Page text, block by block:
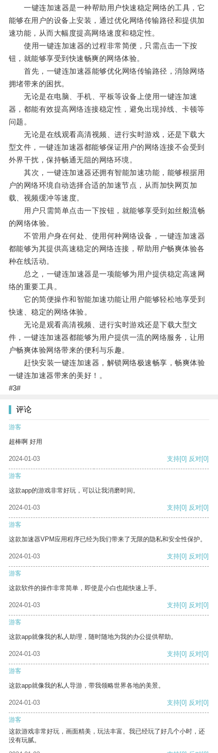
一键连加速器是一种帮助用户快速稳定网络的工具，它
能够在用户的设备上安装，通过优化网络传输路径和提供加
速功能，从而大幅度提高网络速度和稳定性。
使用一键连加速器的过程非常简便，只需点击一下按
钮，就能够享受到快速畅爽的网络体验。
首先，一键连加速器能够优化网络传输路径，消除网络
拥堵带来的困扰。
无论是在电脑、手机、平板等设备上使用一键连加速
器，都能有效提高网络连接稳定性，避免出现掉线、卡顿等
问题。
无论是在线观看高清视频、进行实时游戏，还是下载大
型文件，一键连加速器都能够保证用户的网络连接不会受到
外界干扰，保持畅通无阻的网络环境。
其次，一键连加速器还拥有智能加速功能，能够根据用
户的网络环境自动选择合适的加速节点，从而加快网页加
载、视频缓冲等速度。
用户只需简单点击一下按钮，就能够享受到如丝般流畅
的网络体验。
不管用户身在何处、使用何种网络设备，一键连加速器
都能够为其提供高速稳定的网络连接，帮助用户畅爽体验各
种在线活动。
总之，一键连加速器是一项能够为用户提供稳定高速网
络的重要工具。
它的简便操作和智能加速功能让用户能够轻松地享受到
快速、稳定的网络体验。
无论是观看高清视频、进行实时游戏还是下载大型文
件，一键连加速器都能够为用户提供一流的网络服务，让用
户畅爽体验网络带来的便利与乐趣。
赶快安装一键连加速器，解锁网络极速畅享，畅爽体验
一键连加速器带来的美好！。
#3#
评论
游客
超棒啊 好用
2024-01-03 支持[0] 反对[0]
游客
这款app的游戏非常好玩，可以让我消磨时间。
2024-01-03 支持[0] 反对[0]
游客
这款加速器VPM应用程序已经为我们带来了无限的隐私和安全性保护。
2024-01-03 支持[0] 反对[0]
游客
这款软件的操作非常简单，即使是小白也能快速上手。
2024-01-03 支持[0] 反对[0]
游客
这款app就像我的私人助理，随时随地为我的办公提供帮助。
2024-01-03 支持[0] 反对[0]
游客
这款app就像我的私人导游，带我领略世界各地的美景。
2024-01-03 支持[0] 反对[0]
游客
这款游戏非常好玩，画面精美，玩法丰富。我已经玩了好几个小时，还
没有玩腻。